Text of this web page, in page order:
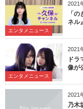
2021
エンタメニュース
「
ネル
2021
エンタメニュース
ド
像が
2021
乃木